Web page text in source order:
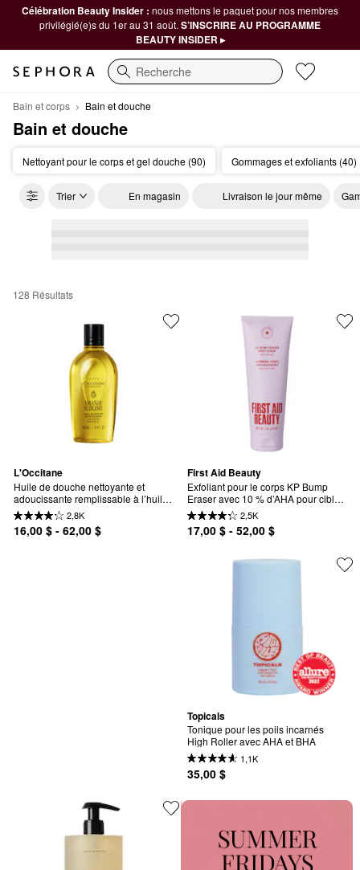
Célébration Beauty Insider : nous mettons le paquet pour nos membres
privilégié(e)s du 1er au 31 août. S’INSCRIRE AU PROGRAMME
BEAUTY INSIDER ▸
Recherche
Bain et corps Bain et douche
Bain et douche
Nettoyant pour le corps et gel douche (90) Gommages et exfoliants (40)
Trier En magasin Livraison le jour même
Bain et douche
128 Résultats
L'Occitane
Huile de douche nettoyante et
adoucissante remplissable à l’huile
d’amande
2,8K
16,00 $ - 62,00 $
First Aid Beauty
Exfoliant pour le corps KP Bump
Eraser avec 10 % d’AHA pour cibler
la kératose pilaire
2,5K
17,00 $ - 52,00 $
Topicals
Tonique pour les poils incarnés
High Roller avec AHA et BHA
1,1K
35,00 $